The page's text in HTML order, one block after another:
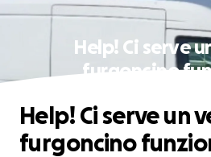
Help! Ci serve
furgoncino
Help! Ci serve un
furgoncino